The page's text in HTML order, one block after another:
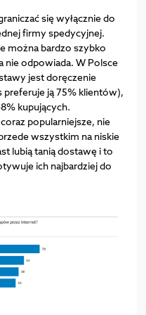
się wyłącznie do
firmy spedycyjnej.
można bardzo szybko
nie odpowiada. W Polsce
jest doręczenie
preferuje ją 75% klientów),
kupujących.
popularniejsze, nie
wszystkim na niskie
lubią tanią dostawę i to
ich najbardziej do